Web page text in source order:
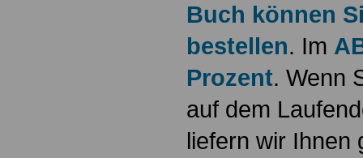
Buch können
bestellen. Im
Prozent. Wenn
auf dem
liefern wir